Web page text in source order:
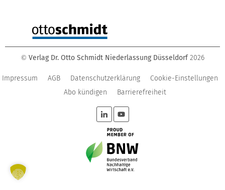
© Verlag Dr. Otto Schmidt Niederlassung Düsseldorf 2026
Impressum AGB Datenschutzerklärung
Cookie-Einstellungen
Abo kündigen
Barrierefreiheit